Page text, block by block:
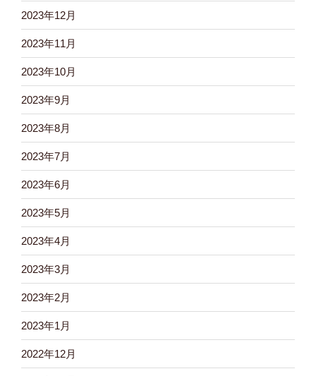
2023年12月
2023年11月
2023年10月
2023年9月
2023年8月
2023年7月
2023年6月
2023年5月
2023年4月
2023年3月
2023年2月
2023年1月
2022年12月